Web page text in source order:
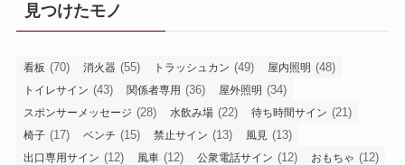
見つけたモノ
看板 (70) 消火器 (55) トラッシュカン (49) 屋内照明 (48)
トイレサイン (43) 関係者専用 (36) 屋外照明 (34)
スポンサーメッセージ (28) 水飲み場 (22) 待ち時間サイン (21)
椅子 (17) ベンチ (15) 禁止サイン (13) 風見 (13)
出口専用サイン (12) 風車 (12) 公衆電話サイン (12) おもちゃ (12)